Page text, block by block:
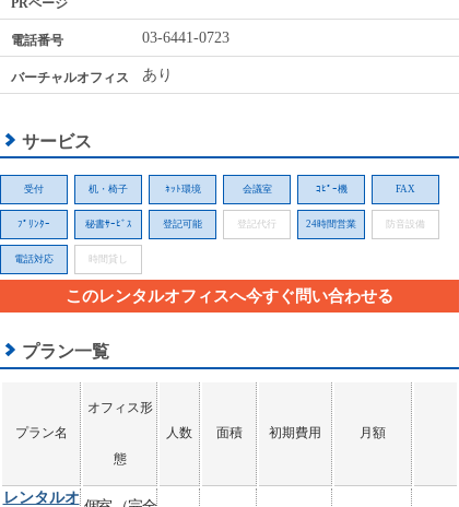
電話番号 03-6441-0723
バーチャルオフィス あり
サービス
受付 机・椅子 ﾈｯﾄ環境 会議室 ｺﾋﾟｰ機 FAX
ﾌﾟﾘﾝﾀｰ 秘書ｻｰﾋﾞｽ 登記可能 登記代行 24時間営業 防音設備
電話対応 時間貸し
このレンタルオフィスへ今すぐ問い合わせる
プラン一覧
プラン名
オフィス形
態
人数 面積 初期費用 月額
レンタルオ